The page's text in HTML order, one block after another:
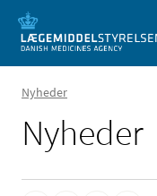
Nyheder
Nyheder